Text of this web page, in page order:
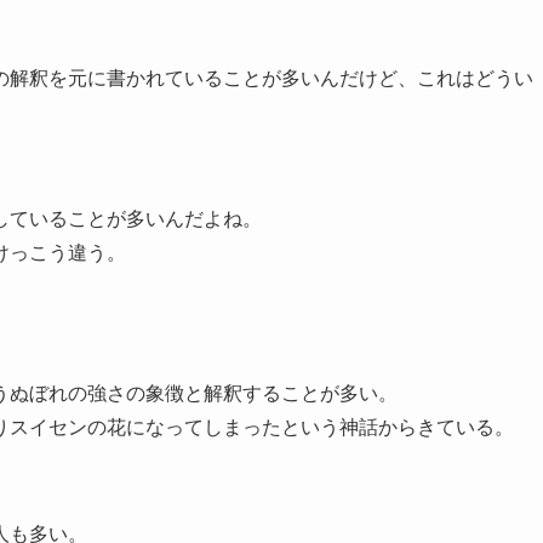
釈を元に書かれていることが多いんだけど、これはどうい
いることが多いんだよね。
こう違う。
ぼれの強さの象徴と解釈することが多い。
イセンの花になってしまったという神話からきている。
多い。